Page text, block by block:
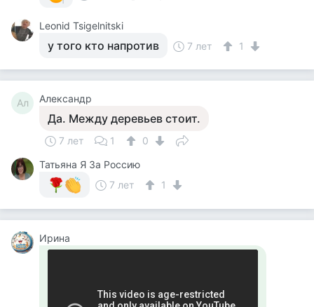
Leonid Tsigelnitski
у того кто напротив 7 лет 1
Ал Александр
Да. Между деревьев стоит.
7 лет 1
0
Татьяна Я За Россию
7 лет
1
Ирина